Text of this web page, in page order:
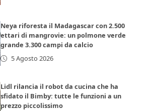
Neya riforesta il Madagascar con 2.500
ettari di mangrovie: un polmone verde
grande 3.300 campi da calcio
5 Agosto 2026
Lidl rilancia il robot da cucina che ha
sfidato il Bimby: tutte le funzioni a un
prezzo piccolissimo